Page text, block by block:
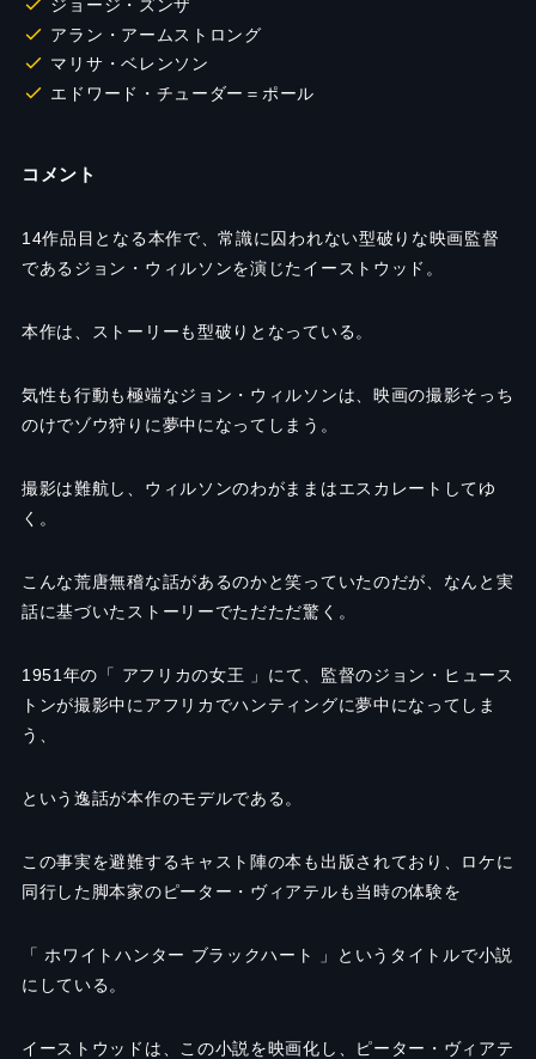
ジョージ・ズンザ
アラン・アームストロング
マリサ・ベレンソン
エドワード・チューダー＝ポール
コメント
14作品目となる本作で、常識に囚われない型破りな映画監督
であるジョン・ウィルソンを演じたイーストウッド。
本作は、ストーリーも型破りとなっている。
気性も行動も極端なジョン・ウィルソンは、映画の撮影そっち
のけでゾウ狩りに夢中になってしまう。
撮影は難航し、ウィルソンのわがままはエスカレートしてゆ
く。
こんな荒唐無稽な話があるのかと笑っていたのだが、なんと実
話に基づいたストーリーでただただ驚く。
1951年の「 アフリカの女王 」にて、監督のジョン・ヒュース
トンが撮影中にアフリカでハンティングに夢中になってしま
う、
という逸話が本作のモデルである。
この事実を避難するキャスト陣の本も出版されており、ロケに
同行した脚本家のピーター・ヴィアテルも当時の体験を
「 ホワイトハンター ブラックハート 」というタイトルで小説
にしている。
イーストウッドは、この小説を映画化し、ピーター・ヴィアテ